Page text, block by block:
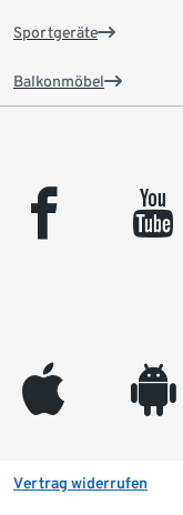
Sportgeräte
Balkonmöbel
facebook youtube
appleinc android
Vertrag widerrufen